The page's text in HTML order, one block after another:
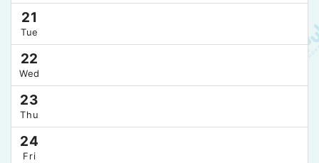
21
Tue
22
Wed
23
Thu
24
Fri